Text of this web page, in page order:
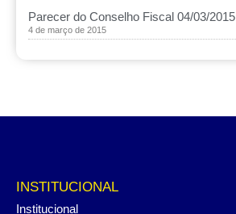
Parecer do Conselho Fiscal 04/03/2015
4 de março de 2015
INSTITUCIONAL
Institucional